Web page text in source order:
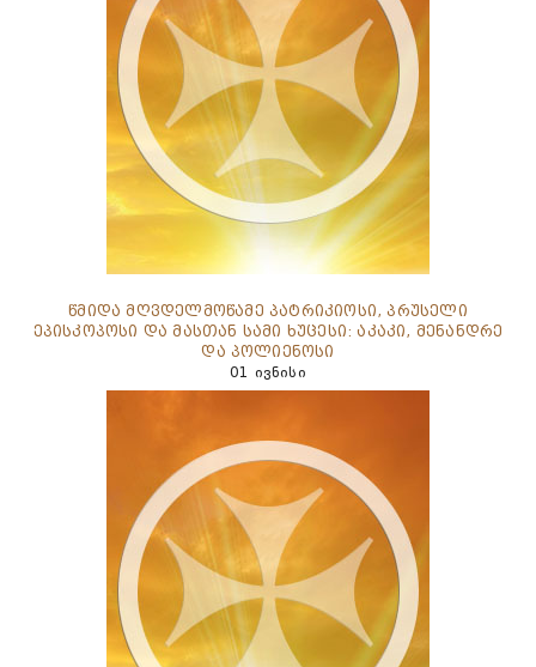
წმიდა მღვდელმოწამე პატრიკიოსი, პრუსელი
ეპისკოპოსი და მასთან სამი ხუცესი: აკაკი, მენანდრე
და პოლიენოსი
01 ივნისი